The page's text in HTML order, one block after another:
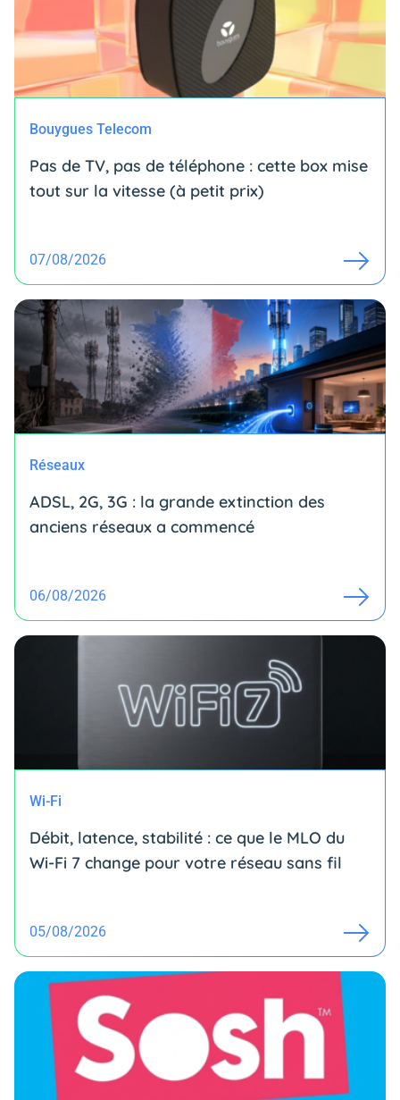
Bouygues Telecom
Pas de TV, pas de téléphone : cette box mise
tout sur la vitesse (à petit prix)
07/08/2026
Réseaux
ADSL, 2G, 3G : la grande extinction des
anciens réseaux a commencé
06/08/2026
Wi-Fi
Débit, latence, stabilité : ce que le MLO du
Wi-Fi 7 change pour votre réseau sans fil
05/08/2026